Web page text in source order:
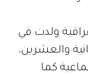
1984، مغنية عراقية ولدت في
والعشرين،
كما